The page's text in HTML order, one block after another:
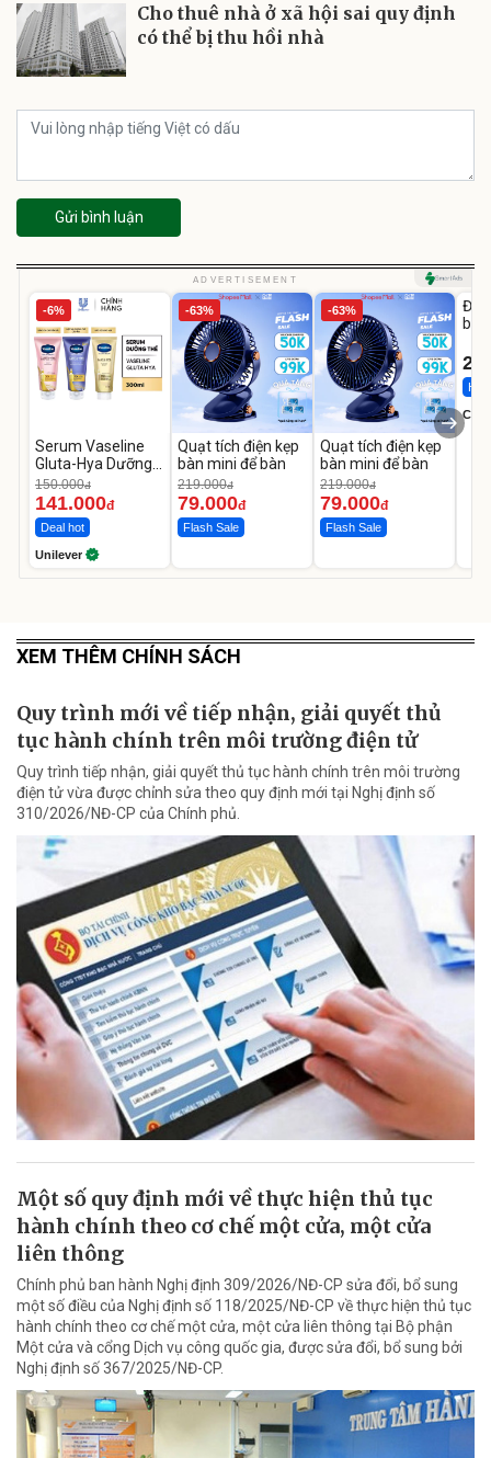
Cho thuê nhà ở xã hội sai quy định
có thể bị thu hồi nhà
Gửi bình luận
ADVERTISEMENT
-6%
Serum Vaseline
Gluta-Hya Dưỡng
Da Sáng Mịn Sau 7
Ngày
150.000đ
141.000đ
Deal hot
Unilever
-63%
Quạt tích điện kẹp
bàn mini để bàn
219.000đ
79.000đ
Flash Sale
-63%
Quạt tích điện kẹp
bàn mini để bàn
219.000đ
79.000đ
Flash Sale
Đai
bé
Hot
XEM THÊM CHÍNH SÁCH
Quy trình mới về tiếp nhận, giải quyết thủ
tục hành chính trên môi trường điện tử
Quy trình tiếp nhận, giải quyết thủ tục hành chính trên môi trường
điện tử vừa được chỉnh sửa theo quy định mới tại Nghị định số
310/2026/NĐ-CP của Chính phủ.
Một số quy định mới về thực hiện thủ tục
hành chính theo cơ chế một cửa, một cửa
liên thông
Chính phủ ban hành Nghị định 309/2026/NĐ-CP sửa đổi, bổ sung
một số điều của Nghị định số 118/2025/NĐ-CP về thực hiện thủ tục
hành chính theo cơ chế một cửa, một cửa liên thông tại Bộ phận
Một cửa và cổng Dịch vụ công quốc gia, được sửa đổi, bổ sung bởi
Nghị định số 367/2025/NĐ-CP.